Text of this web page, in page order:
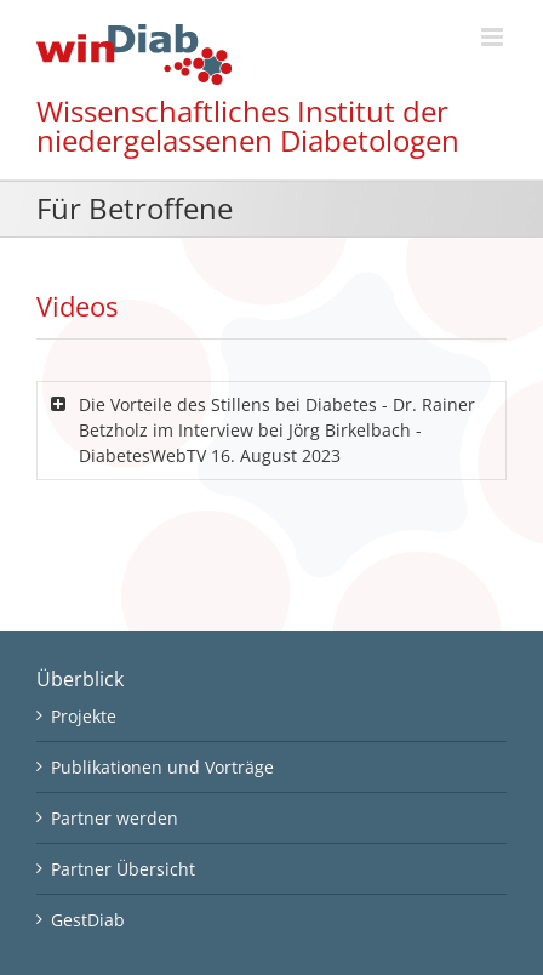
Inhalt
springen
Wissenschaftliches Institut der
niedergelassenen Diabetologen
Für Betroffene
Videos
Die Vorteile des Stillens bei Diabetes - Dr. Rainer
Betzholz im Interview bei Jörg Birkelbach -
DiabetesWebTV 16. August 2023
Überblick
Projekte
Publikationen und Vorträge
Partner werden
Partner Übersicht
GestDiab